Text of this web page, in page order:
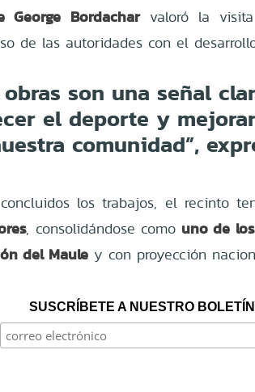
George Bordacharvaloró la
de las autoridades con el
obras son una señal
el deporte y
comunidad”,
los trabajos, el recinto
, consolidándose como uno de
del Maule y con proyección
SUSCRÍBETE A NUESTRO